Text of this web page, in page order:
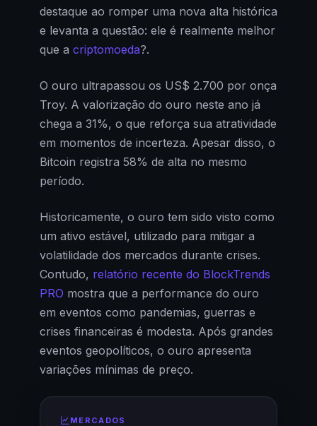
destaque ao romper uma nova alta histórica
e levanta a questão: ele é realmente melhor
que a criptomoeda?.
O ouro ultrapassou os US$ 2.700 por onça
Troy. A valorização do ouro neste ano já
chega a 31%, o que reforça sua atratividade
em momentos de incerteza. Apesar disso, o
Bitcoin registra 58% de alta no mesmo
período.
Historicamente, o ouro tem sido visto como
um ativo estável, utilizado para mitigar a
volatilidade dos mercados durante crises.
Contudo, relatório recente do BlockTrends
PRO mostra que a performance do ouro
em eventos como pandemias, guerras e
crises financeiras é modesta. Após grandes
eventos geopolíticos, o ouro apresenta
variações mínimas de preço.
MERCADOS